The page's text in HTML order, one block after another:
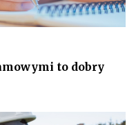
to dobry